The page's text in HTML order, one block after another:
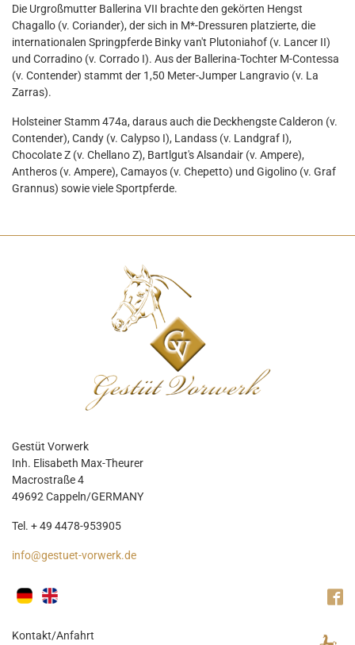
Die Urgroßmutter Ballerina VII brachte den gekörten Hengst
Chagallo (v. Coriander), der sich in M*-Dressuren platzierte, die
internationalen Springpferde Binky van't Plutoniahof (v. Lancer II)
und Corradino (v. Corrado I). Aus der Ballerina-Tochter M-Contessa
(v. Contender) stammt der 1,50 Meter-Jumper Langravio (v. La
Zarras).
Holsteiner Stamm 474a, daraus auch die Deckhengste Calderon (v.
Contender), Candy (v. Calypso I), Landass (v. Landgraf I),
Chocolate Z (v. Chellano Z), Bartlgut's Alsandair (v. Ampere),
Antheros (v. Ampere), Camayos (v. Chepetto) und Gigolino (v. Graf
Grannus) sowie viele Sportpferde.
Gestüt Vorwerk
Inh. Elisabeth Max-Theurer
Macrostraße 4
49692 Cappeln/GERMANY
Tel. + 49 4478-953905
info@gestuet-vorwerk.de
Kontakt/Anfahrt